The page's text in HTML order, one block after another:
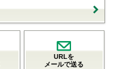
URLを
メールで送る